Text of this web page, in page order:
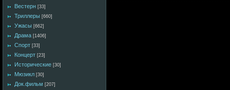
Вестерн [33]
Триллеры [660]
Ужасы [662]
Драма [1406]
Спорт [33]
Концерт [23]
Исторические [30]
Мюзикл [30]
Док.фильм [207]